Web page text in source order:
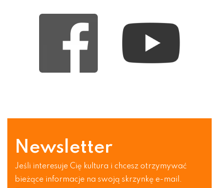
Newsletter
Jeśli interesuje Cię kultura i chcesz otrzymywać
bieżące informacje na swoją skrzynkę e-mail.